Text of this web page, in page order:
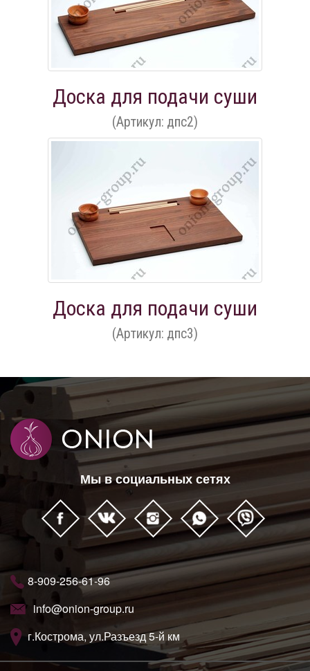
Доска для подачи суши
(Артикул: дпс2)
Доска для подачи суши
(Артикул: дпс3)
Мы в социальных сетях
8-909-256-61-96
info@onion-group.ru
г.Кострома, ул.Разъезд 5-й км